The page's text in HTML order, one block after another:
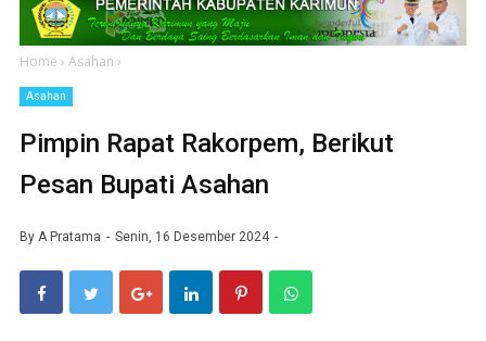
Home › Asahan ›
Asahan
Pimpin Rapat Rakorpem, Berikut
Pesan Bupati Asahan
By A Pratama Senin, 16 Desember 2024